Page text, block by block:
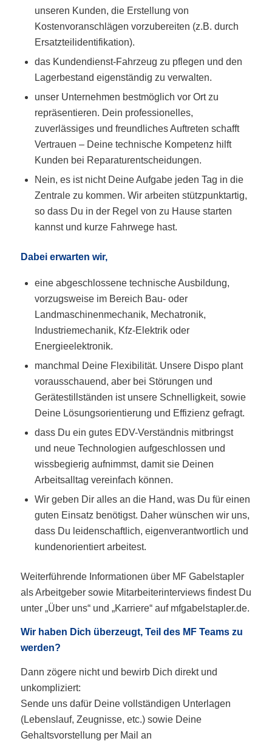
unseren Kunden, die Erstellung von
Kostenvoranschlägen vorzubereiten (z.B. durch
Ersatzteilidentifikation).
das Kundendienst-Fahrzeug zu pflegen und den
Lagerbestand eigenständig zu verwalten.
unser Unternehmen bestmöglich vor Ort zu
repräsentieren. Dein professionelles,
zuverlässiges und freundliches Auftreten schafft
Vertrauen – Deine technische Kompetenz hilft
Kunden bei Reparaturentscheidungen.
Nein, es ist nicht Deine Aufgabe jeden Tag in die
Zentrale zu kommen. Wir arbeiten stützpunktartig,
so dass Du in der Regel von zu Hause starten
kannst und kurze Fahrwege hast.
Dabei erwarten wir,
eine abgeschlossene technische Ausbildung,
vorzugsweise im Bereich Bau- oder
Landmaschinenmechanik, Mechatronik,
Industriemechanik, Kfz-Elektrik oder
Energieelektronik.
manchmal Deine Flexibilität. Unsere Dispo plant
vorausschauend, aber bei Störungen und
Gerätestillständen ist unsere Schnelligkeit, sowie
Deine Lösungsorientierung und Effizienz gefragt.
dass Du ein gutes EDV-Verständnis mitbringst
und neue Technologien aufgeschlossen und
wissbegierig aufnimmst, damit sie Deinen
Arbeitsalltag vereinfach können.
Wir geben Dir alles an die Hand, was Du für einen
guten Einsatz benötigst. Daher wünschen wir uns,
dass Du leidenschaftlich, eigenverantwortlich und
kundenorientiert arbeitest.
Weiterführende Informationen über MF Gabelstapler
als Arbeitgeber sowie Mitarbeiterinterviews findest Du
unter „Über uns“ und „Karriere“ auf mfgabelstapler.de.
Wir haben Dich überzeugt, Teil des MF Teams zu
werden?
Dann zögere nicht und bewirb Dich direkt und
unkompliziert:
Sende uns dafür Deine vollständigen Unterlagen
(Lebenslauf, Zeugnisse, etc.) sowie Deine
Gehaltsvorstellung per Mail an